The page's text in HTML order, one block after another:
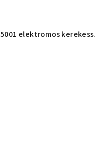
elektromos